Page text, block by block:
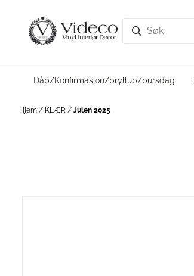
Dåp/Konfirmasjon/bryllup/bursdag
Hjem / KLÆR / Julen 2025